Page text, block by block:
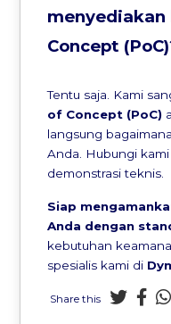
menyediakan
Concept
Tentu saja. Kami
of Concept (PoC)
langsung
Anda. Hubungi
demonstrasi teknis.
Siap
Anda dengan
kebutuhan
spesialis kami di
Share this